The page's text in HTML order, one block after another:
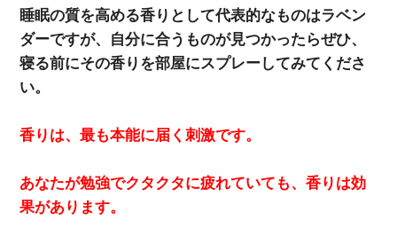
睡眠の質を高める香りとして代表的なものはラベン
ダーですが、自分に合うものが見つかったらぜひ、
寝る前にその香りを部屋にスプレーしてみてくださ
い。
香りは、最も本能に届く刺激です。
あなたが勉強でクタクタに疲れていても、香りは効
果があります。